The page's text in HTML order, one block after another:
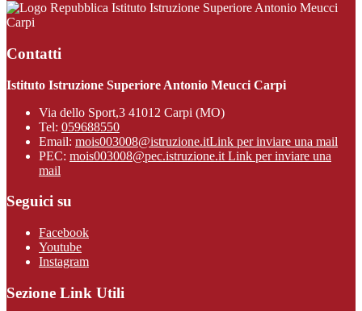
Istituto Istruzione Superiore Antonio Meucci
Carpi
Contatti
Istituto Istruzione Superiore Antonio Meucci Carpi
Via dello Sport,3 41012 Carpi (MO)
Tel: 059688550
Email: mois003008@istruzione.itLink per inviare una mail
PEC: mois003008@pec.istruzione.it Link per inviare una
mail
Seguici su
Facebook
Youtube
Instagram
Sezione Link Utili